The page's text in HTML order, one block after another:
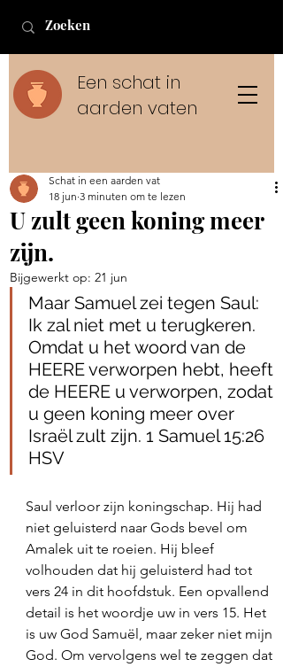
Een schat in
aarden vaten
U zult geen koning meer
zijn.
Schat in een aarden vat
18 jun 3 minuten om te lezen
Bijgewerkt op: 21 jun
Maar Samuel zei tegen Saul:
Ik zal niet met u terugkeren.
Omdat u het woord van de
HEERE verworpen hebt, heeft
de HEERE u verworpen, zodat
u geen koning meer over
Israël zult zijn. 1 Samuel 15:26
HSV
Saul verloor zijn koningschap. Hij had
niet geluisterd naar Gods bevel om
Amalek uit te roeien. Hij bleef
volhouden dat hij geluisterd had tot
vers 24 in dit hoofdstuk. Een opvallend
detail is het woordje uw in vers 15. Het
is uw God Samuël, maar zeker niet mijn
God. Om vervolgens wel te zeggen dat